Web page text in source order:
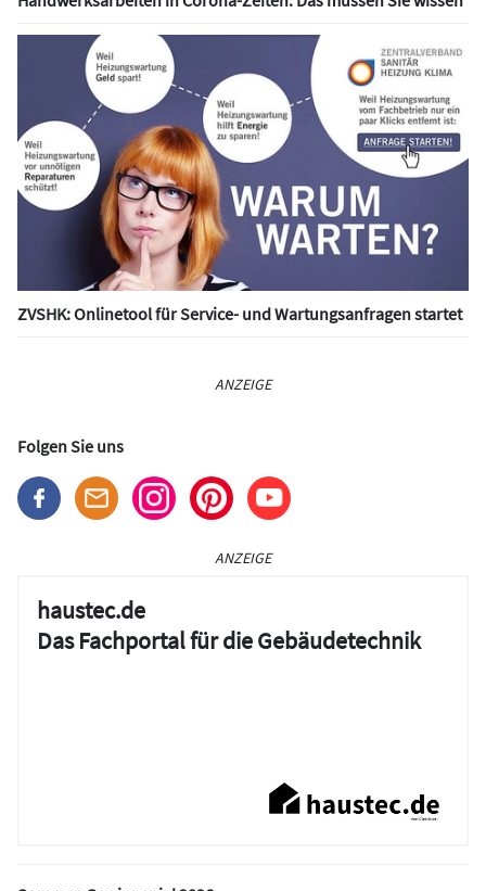
ZVSHK: Onlinetool für Service- und Wartungsanfragen startet
ANZEIGE
Folgen Sie uns
ANZEIGE
haustec.de
Das Fachportal für die Gebäudetechnik